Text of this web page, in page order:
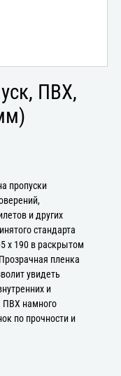
ПВХ,
пропуски
и других
стандарта
х 190 в раскрытом
пленка
увидеть
и
ПВХ намного
по прочности и